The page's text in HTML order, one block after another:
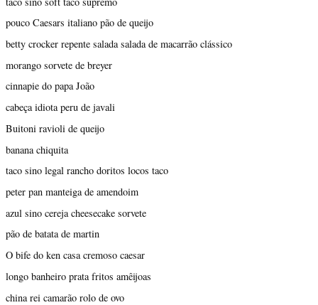
pouco Caesars italiano pão de queijo
betty crocker repente salada salada de macarrão clássico
morango sorvete de breyer
cinnapie do papa João
cabeça idiota peru de javali
Buitoni ravioli de queijo
banana chiquita
taco sino legal rancho doritos locos taco
peter pan manteiga de amendoim
azul sino cereja cheesecake sorvete
pão de batata de martin
O bife do ken casa cremoso caesar
longo banheiro prata fritos amêijoas
china rei camarão rolo de ovo